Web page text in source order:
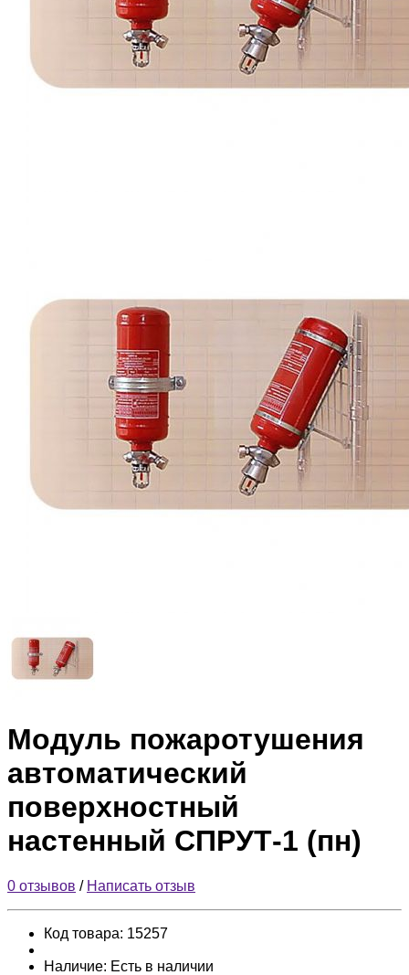
Модуль пожаротушения
автоматический
поверхностный
настенный СПРУТ-1 (пн)
0 отзывов / Написать отзыв
Код товара: 15257
Наличие: Есть в наличии